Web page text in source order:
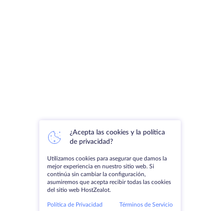
¿Acepta las cookies y la política
de privacidad?
Utilizamos cookies para asegurar que damos la
mejor experiencia en nuestro sitio web. Si
continúa sin cambiar la configuración,
asumiremos que acepta recibir todas las cookies
del sitio web HostZealot.
Política de Privacidad Términos de Servicio